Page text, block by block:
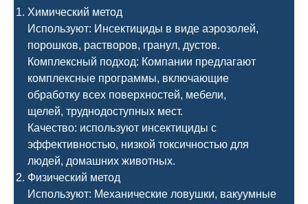
Химический метод
Используют: Инсектициды в виде аэрозолей,
порошков, растворов, гранул, дустов.
Комплексный подход: Компании предлагают
комплексные программы, включающие
обработку всех поверхностей, мебели,
щелей, труднодоступных мест.
Качество: используют инсектициды с
эффективностью, низкой токсичностью для
людей, домашних животных.
Физический метод
Используют: Механические ловушки, вакуумные